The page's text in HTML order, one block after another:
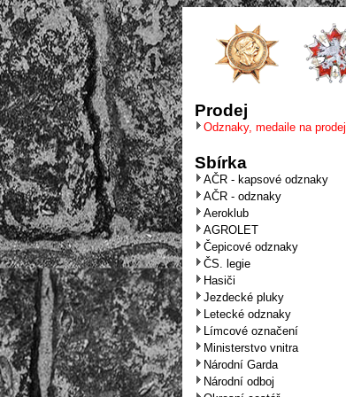
Prodej
Odznaky, medaile na prodej
Sbírka
AČR - kapsové odznaky
AČR - odznaky
Aeroklub
AGROLET
Čepicové odznaky
ČS. legie
Hasiči
Jezdecké pluky
Letecké odznaky
Límcové označení
Ministerstvo vnitra
Národní Garda
Národní odboj